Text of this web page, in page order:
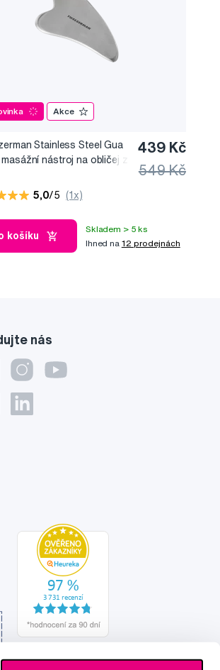
Akce
Stainless Steel Gua
masážní nástroj na obličej z
439 Kč
549 Kč
5,0/5 (1x)
košíku
Skladem > 5 ks
Ihned na 12 prodejnách
nás